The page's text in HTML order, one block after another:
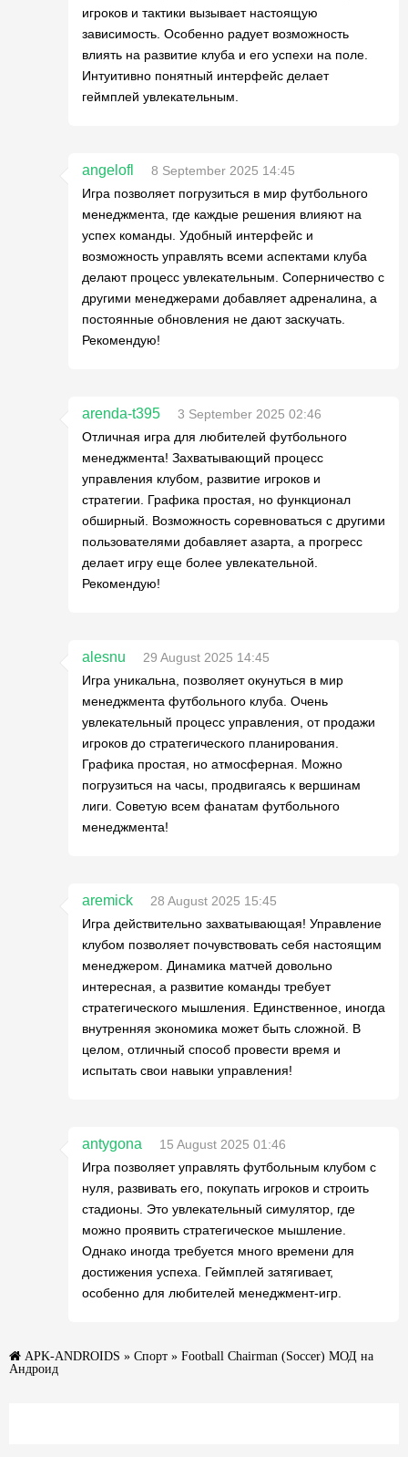
игроков и тактики вызывает настоящую
зависимость. Особенно радует возможность
влиять на развитие клуба и его успехи на поле.
Интуитивно понятный интерфейс делает
геймплей увлекательным.
angelofl
8 September 2025 14:45
Игра позволяет погрузиться в мир футбольного
менеджмента, где каждые решения влияют на
успех команды. Удобный интерфейс и
возможность управлять всеми аспектами клуба
делают процесс увлекательным. Соперничество с
другими менеджерами добавляет адреналина, а
постоянные обновления не дают заскучать.
Рекомендую!
arenda-t395
3 September 2025 02:46
Отличная игра для любителей футбольного
менеджмента! Захватывающий процесс
управления клубом, развитие игроков и
стратегии. Графика простая, но функционал
обширный. Возможность соревноваться с другими
пользователями добавляет азарта, а прогресс
делает игру еще более увлекательной.
Рекомендую!
alesnu
29 August 2025 14:45
Игра уникальна, позволяет окунуться в мир
менеджмента футбольного клуба. Очень
увлекательный процесс управления, от продажи
игроков до стратегического планирования.
Графика простая, но атмосферная. Можно
погрузиться на часы, продвигаясь к вершинам
лиги. Советую всем фанатам футбольного
менеджмента!
aremick
28 August 2025 15:45
Игра действительно захватывающая! Управление
клубом позволяет почувствовать себя настоящим
менеджером. Динамика матчей довольно
интересная, а развитие команды требует
стратегического мышления. Единственное, иногда
внутренняя экономика может быть сложной. В
целом, отличный способ провести время и
испытать свои навыки управления!
antygona
15 August 2025 01:46
Игра позволяет управлять футбольным клубом с
нуля, развивать его, покупать игроков и строить
стадионы. Это увлекательный симулятор, где
можно проявить стратегическое мышление.
Однако иногда требуется много времени для
достижения успеха. Геймплей затягивает,
особенно для любителей менеджмент-игр.
APK-ANDROIDS » Спорт » Football Chairman (Soccer) МОД на
Андроид